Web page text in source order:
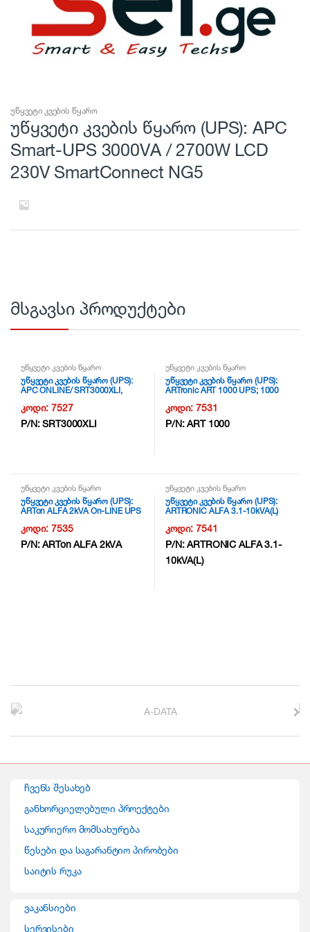
უწყვეტი კვების წყარო
უწყვეტი კვების წყარო (UPS): APC
Smart-UPS 3000VA / 2700W LCD
230V SmartConnect NG5
მსგავსი პროდუქტები
უწყვეტი კვების წყარო
უწყვეტი კვების წყარო (UPS):
APC ONLINE/ SRT3000XLI,
კოდი:7527
P/N:SRT3000XLI
უწყვეტი კვების წყარო
უწყვეტი კვების წყარო (UPS):
ARTronic ART 1000 UPS; 1000
full load runtime, 162 – 290 VAC
voltage range, 2x(12V/7Ah )
batteries,USB COMMUNICATION
კოდი:7531
P/N:ART 1000
უწყვეტი კვების წყარო
უწყვეტი კვების წყარო (UPS):
ARTon ALFA 2kVA On-LINE UPS
Batteries;USB COMMUNICATION
RJ 45-RS232 port, 1y warr-
6month on batterys + usb cable
კოდი:7535
P/N:ARTon ALFA 2kVA
უწყვეტი კვების წყარო
უწყვეტი კვების წყარო (UPS):
ARTRONIC ALFA 3.1-10kVA(L)
,w/Battery 20 pcs. 12V/9Ah , 1y
warr-6month on batterys NG3
კოდი:7541
P/N:ARTRONIC ALFA 3.1-
10kVA(L)
ჩვენს შესახებ
განხორციელებული პროექტები
საკურიერო მომსახურება
წესები და საგარანტიო პირობები
საიტის რუკა
ვაკანსიები
სერვისები